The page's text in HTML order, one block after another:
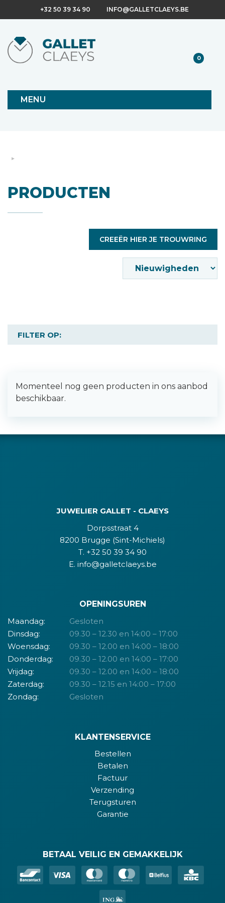
+32 50 39 34 90 INFO@GALLETCLAEYS.BE
0
MENU
PRODUCTEN
CREEËR HIER JE TROUWRING
FILTER OP:
Momenteel nog geen producten in ons aanbod
beschikbaar.
JUWELIER GALLET - CLAEYS
Dorpsstraat 4
8200 Brugge (Sint-Michiels)
T. +32 50 39 34 90
E. info@galletclaeys.be
OPENINGSUREN
Maandag:
Gesloten
Dinsdag:
09.30 – 12.30 en 14:00 – 17:00
Woensdag:
09.30 – 12.00 en 14:00 – 18:00
Donderdag:
09.30 – 12.00 en 14:00 – 17:00
Vrijdag:
09.30 – 12.00 en 14:00 – 18:00
Zaterdag:
09.30 – 12.15 en 14:00 – 17:00
Zondag:
Gesloten
KLANTENSERVICE
Bestellen
Betalen
Factuur
Verzending
Terugsturen
Garantie
BETAAL VEILIG EN GEMAKKELIJK